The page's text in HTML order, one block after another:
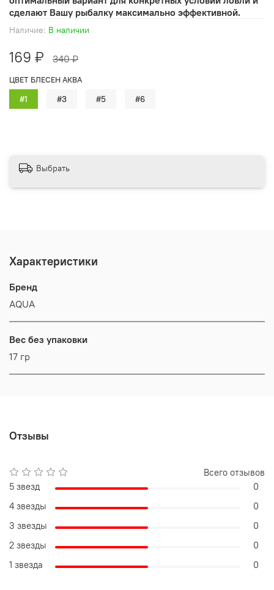
Наличие: В наличии
169 ₽ 340 ₽
ЦВЕТ БЛЕСЕН АКВА
#1 #3 #5 #6
сделают Вашу рыбалку максимально эффективной.
Выбрать
Характеристики
Бренд
AQUA
Вес без упаковки
17 гр
Отзывы
Всего отзывов
5 звезд
0
4 звезды
0
3 звезды
0
2 звезды
0
1 звезда
0